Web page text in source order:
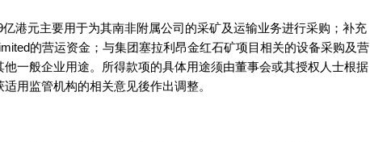
元主要用于为其南非附属公司的采矿及运输业务进行采购；补充
的营运资金；与集团塞拉利昂金红石矿项目相关的设备采购及营
一般企业用途。所得款项的具体用途须由董事会或其授权人士根据
用监管机构的相关意见後作出调整。